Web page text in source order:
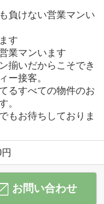
負けない営業マンい
す
業マンいます
揃いだからこそでき
ー接客。
るすべての物件のお
。
もお待ちしておりま
お問い合わせ